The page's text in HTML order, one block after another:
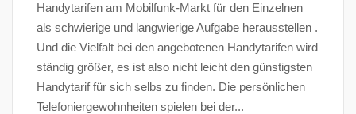
Handytarifen am Mobilfunk-Markt für den Einzelnen
als schwierige und langwierige Aufgabe herausstellen .
Und die Vielfalt bei den angebotenen Handytarifen wird
ständig größer, es ist also nicht leicht den günstigsten
Handytarif für sich selbs zu finden. Die persönlichen
Telefoniergewohnheiten spielen bei der...